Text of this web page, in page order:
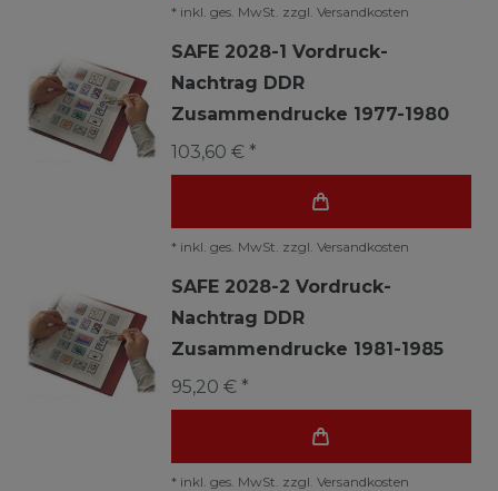
* inkl. ges. MwSt. zzgl. Versandkosten
SAFE 2028-1 Vordruck-
Nachtrag DDR
Zusammendrucke 1977-1980
103,60 € *
* inkl. ges. MwSt. zzgl. Versandkosten
SAFE 2028-2 Vordruck-
Nachtrag DDR
Zusammendrucke 1981-1985
95,20 € *
* inkl. ges. MwSt. zzgl. Versandkosten